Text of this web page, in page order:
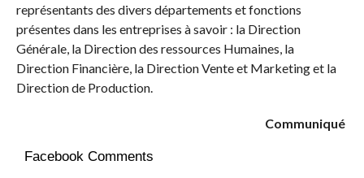
représentants des divers départements et fonctions
présentes dans les entreprises à savoir : la Direction
Générale, la Direction des ressources Humaines, la
Direction Financière, la Direction Vente et Marketing et la
Direction de Production.
Communiqué
Facebook Comments